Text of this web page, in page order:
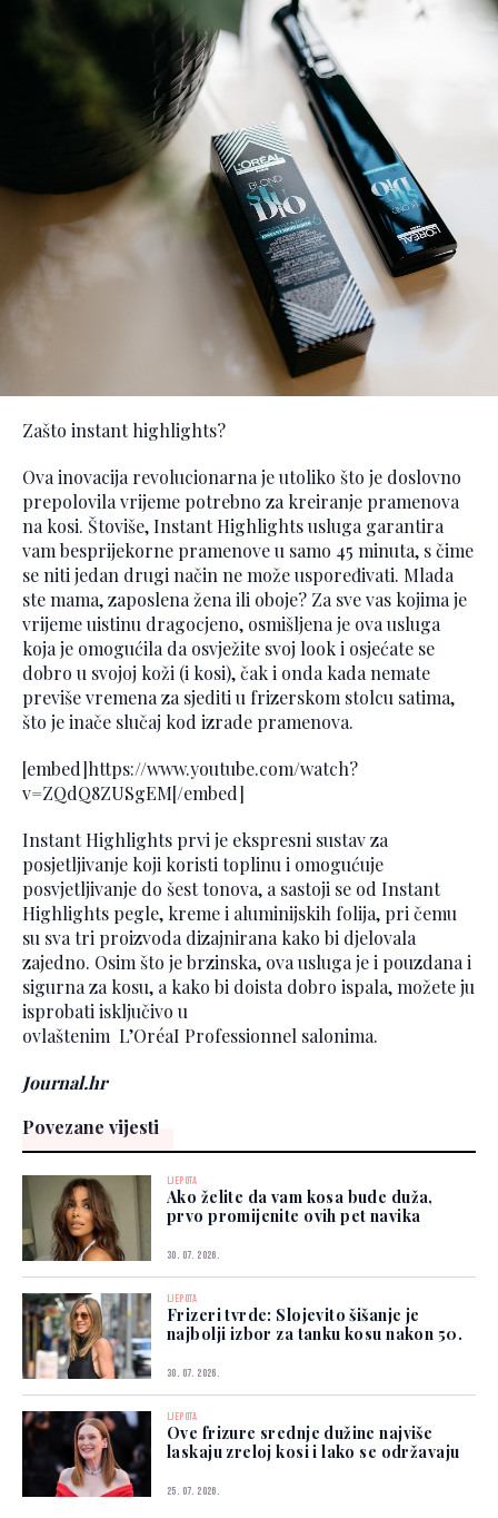
Zašto instant highlights?
Ova inovacija revolucionarna je utoliko što je doslovno
prepolovila vrijeme potrebno za kreiranje pramenova
na kosi. Štoviše, Instant Highlights usluga garantira
vam besprijekorne pramenove u samo 45 minuta, s čime
se niti jedan drugi način ne može uspoređivati. Mlada
ste mama, zaposlena žena ili oboje? Za sve vas kojima je
vrijeme uistinu dragocjeno, osmišljena je ova usluga
koja je omogućila da osvježite svoj look i osjećate se
dobro u svojoj koži (i kosi), čak i onda kada nemate
previše vremena za sjediti u frizerskom stolcu satima,
što je inače slučaj kod izrade pramenova.
[embed]https://www.youtube.com/watch?
v=ZQdQ8ZUSgEM[/embed]
Instant Highlights prvi je ekspresni sustav za
posjetljivanje koji koristi toplinu i omogućuje
posvjetljivanje do šest tonova, a sastoji se od Instant
Highlights pegle, kreme i aluminijskih folija, pri čemu
su sva tri proizvoda dizajnirana kako bi djelovala
zajedno. Osim što je brzinska, ova usluga je i pouzdana i
sigurna za kosu, a kako bi doista dobro ispala, možete ju
isprobati isključivo u
ovlaštenim L’OréaI Professionnel salonima.
Journal.hr
Povezane vijesti
LJEPOTA
Ako želite da vam kosa bude duža,
prvo promijenite ovih pet navika
30. 07. 2026.
LJEPOTA
Frizeri tvrde: Slojevito šišanje je
najbolji izbor za tanku kosu nakon 50.
30. 07. 2026.
LJEPOTA
Ove frizure srednje dužine najviše
laskaju zreloj kosi i lako se održavaju
25. 07. 2026.